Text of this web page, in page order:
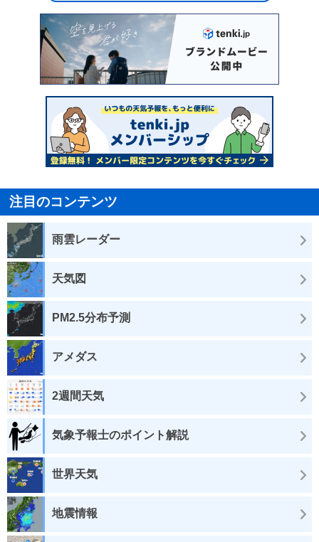
注目のコンテンツ
雨雲レーダー
天気図
PM2.5分布予測
アメダス
2週間天気
気象予報士のポイント解説
世界天気
地震情報